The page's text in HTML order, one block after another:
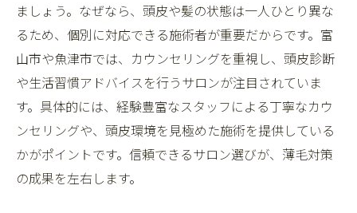
ましょう。なぜなら、頭皮や髪の状態は一人ひとり異な
るため、個別に対応できる施術者が重要だからです。富
山市や魚津市では、カウンセリングを重視し、頭皮診断
や生活習慣アドバイスを行うサロンが注目されていま
す。具体的には、経験豊富なスタッフによる丁寧なカウ
ンセリングや、頭皮環境を見極めた施術を提供している
かがポイントです。信頼できるサロン選びが、薄毛対策
の成果を左右します。